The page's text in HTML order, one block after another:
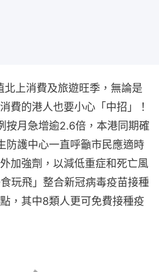
上消費及旅遊旺季，無論是
費的港人也要小心「中招」！
按月急增逾2.6倍，本港同期確
防護中心一直呼籲市民應適時
加強劑，以減低重症和死亡風
玩飛」整合新冠病毒疫苗接種
，其中8類人更可免費接種疫